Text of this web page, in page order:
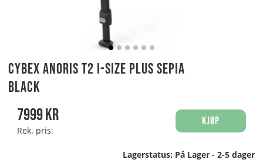
Cybex Anoris T2 i-size PLUS Sepia
Black
7999kr
Rek. pris:
Kjøp
Lagerstatus: På Lager - 2-5 dager